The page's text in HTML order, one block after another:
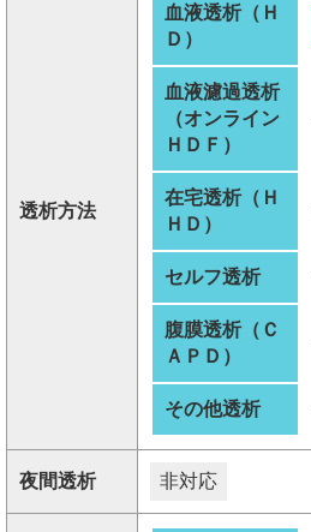
透析方法
血液透析（Ｈ
Ｄ）
血液濾過透析
（オンライン
ＨＤＦ）
在宅透析（Ｈ
ＨＤ）
セルフ透析
腹膜透析（Ｃ
ＡＰＤ）
その他透析
夜間透析 非対応